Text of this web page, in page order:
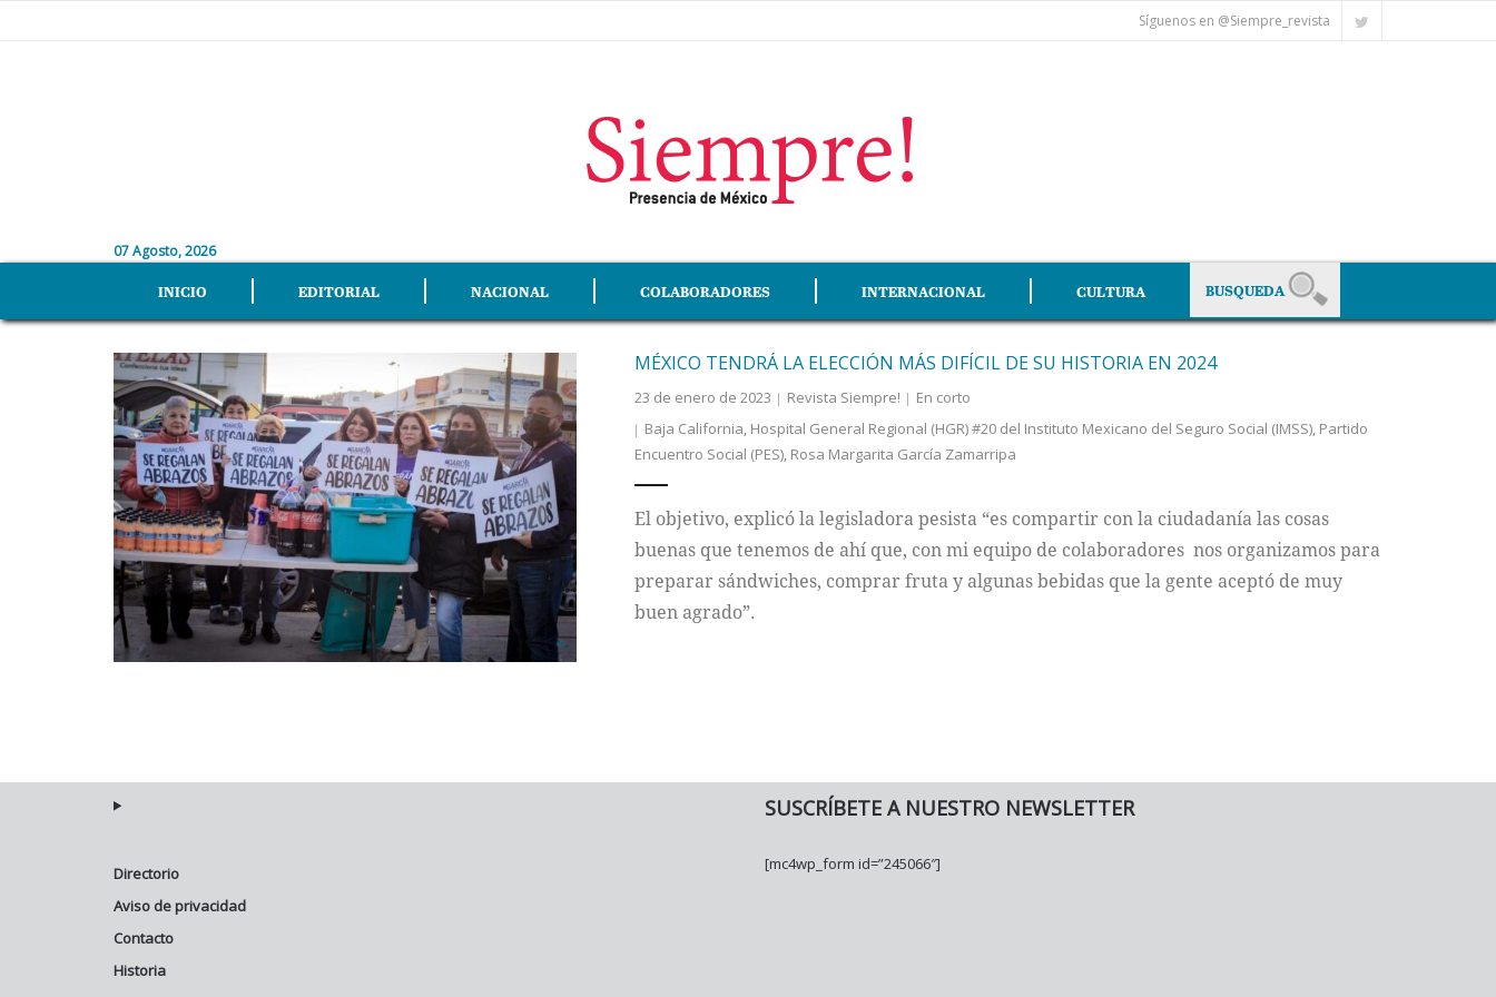
Síguenos en @Siempre_revista
07 Agosto, 2026
INICIO EDITORIAL NACIONAL COLABORADORES INTERNACIONAL CULTURA
MÉXICO TENDRÁ LA ELECCIÓN MÁS DIFÍCIL DE SU HISTORIA EN 2024
23 de enero de 2023 Revista Siempre!
En corto
Baja California, Hospital General Regional (HGR) #20 del Instituto Mexicano del Seguro Social (IMSS), Partido
Encuentro Social (PES), Rosa Margarita García Zamarripa
El objetivo, explicó la legisladora pesista “es compartir con la ciudadanía las cosas
buenas que tenemos de ahí que, con mi equipo de colaboradores nos organizamos para
preparar sándwiches, comprar fruta y algunas bebidas que la gente aceptó de muy
buen agrado”.
Directorio
Aviso de privacidad
Contacto
Historia
SUSCRÍBETE A NUESTRO NEWSLETTER
[mc4wp_form id=”245066″]